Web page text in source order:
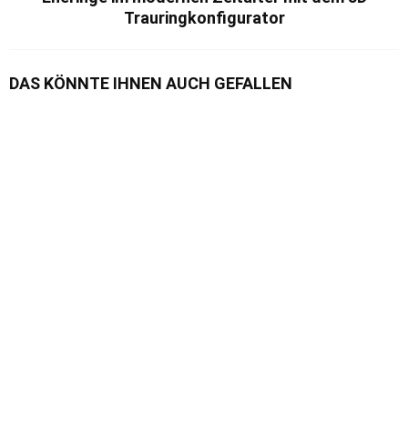
Trauringkonfigurator
DAS KÖNNTE IHNEN AUCH GEFALLEN